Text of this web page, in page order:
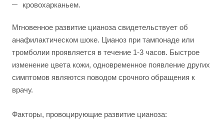
кровохарканьем.
Мгновенное развитие цианоза свидетельствует об
анафилактическом шоке. Цианоз при тампонаде или
тромболии проявляется в течение 1-3 часов. Быстрое
изменение цвета кожи, одновременное появление других
симптомов являются поводом срочного обращения к
врачу.
Факторы, провоцирующие развитие цианоза: